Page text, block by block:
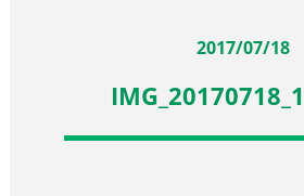
2017/07/18